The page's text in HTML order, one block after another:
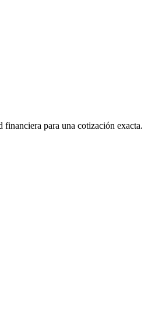
financiera para una cotización exacta.